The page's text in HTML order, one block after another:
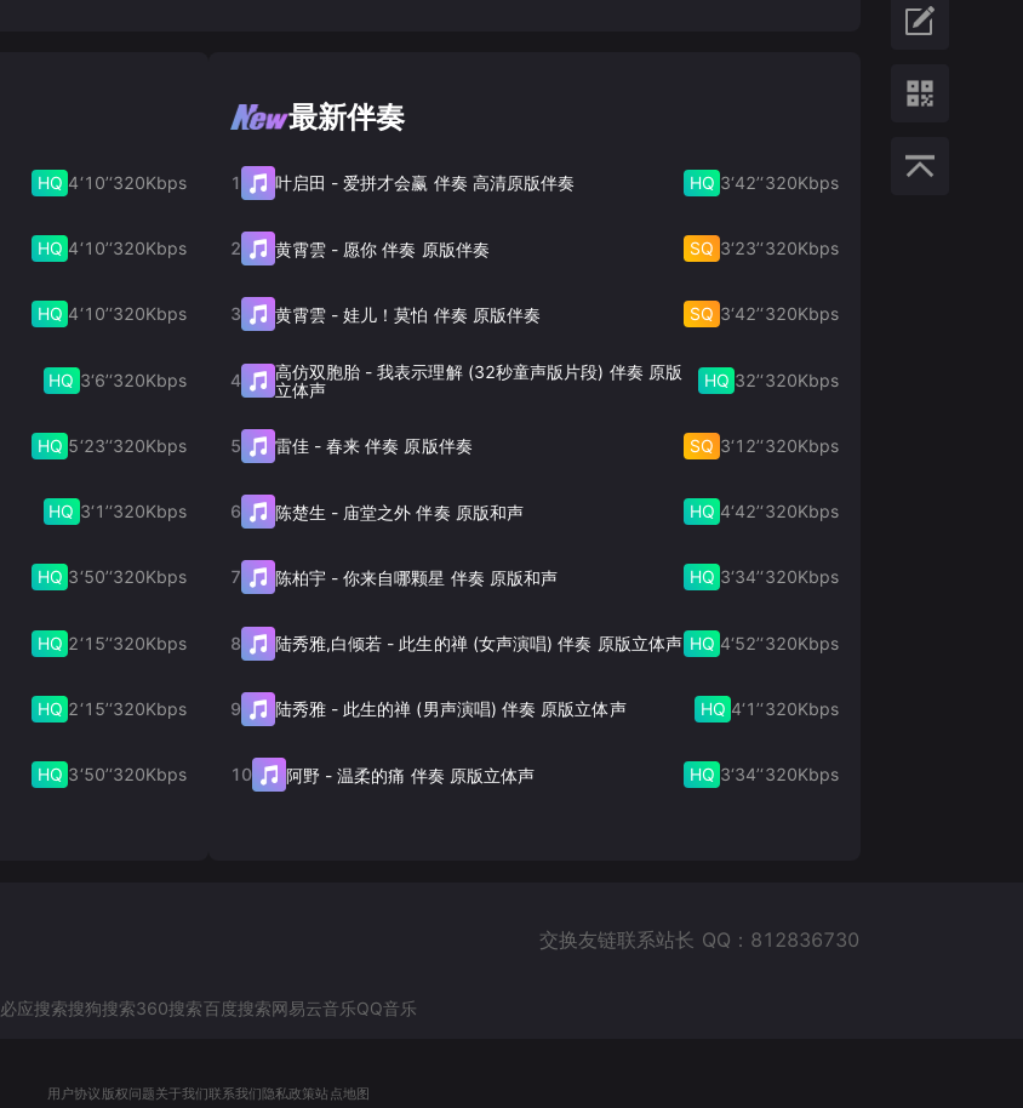
HQ 4‘10’‘320Kbps
HQ 4‘10’‘320Kbps
HQ 4‘10’‘320Kbps
HQ 3‘6’‘320Kbps
HQ 5‘23’‘320Kbps
HQ 3‘1’‘320Kbps
HQ 3‘50’‘320Kbps
HQ 2‘15’‘320Kbps
HQ 2‘15’‘320Kbps
HQ 3‘50’‘320Kbps
最新伴奏
1 叶启田 -爱拼才会赢 伴奏 高清原版伴奏 HQ 3‘42’‘320Kbps
2 黄霄雲- 愿你 伴奏 原版伴奏 SQ 3‘23’‘320Kbps
3 黄霄雲-娃儿！莫怕 伴奏 原版伴奏 SQ 3‘42’‘320Kbps
4 高仿双胞胎 -我表示理解 (32秒童声版片段) 伴奏 原版
立体声
HQ 32’‘320Kbps
5 雷佳- 春来 伴奏 原版伴奏 SQ 3‘12’‘320Kbps
6 陈楚生 - 庙堂之外 伴奏 原版和声 HQ 4‘42’‘320Kbps
7 陈柏宇-你来自哪颗星 伴奏 原版和声 HQ 3‘34’‘320Kbps
8 陆秀雅,白倾若 - 此生的禅 (女声演唱) 伴奏 原版立体声 HQ 4‘52’‘320Kbps
9 陆秀雅- 此生的禅 (男声演唱) 伴奏 原版立体声 HQ 4‘1’‘320Kbps
10 阿野-温柔的痛 伴奏 原版立体声 HQ 3‘34’‘320Kbps
交换友链联系站长 QQ：812836730
必应搜索搜狗搜索360搜索百度搜索网易云音乐QQ音乐
用户协议 版权问题关于我们联系我们 隐私政策站点地图